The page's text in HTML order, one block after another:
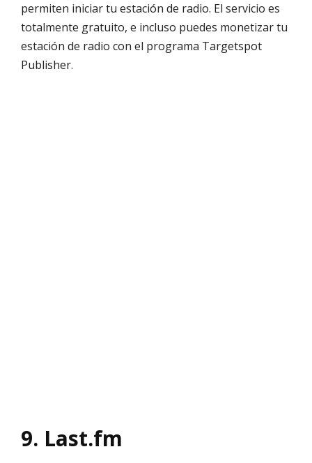
permiten iniciar tu estación de radio. El servicio es
totalmente gratuito, e incluso puedes monetizar tu
estación de radio con el programa Targetspot
Publisher.
9. Last.fm